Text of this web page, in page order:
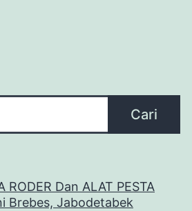
Cari
RODER Dan ALAT PESTA
Brebes, Jabodetabek